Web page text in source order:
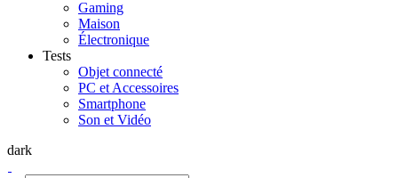
Gaming
Maison
Électronique
Tests
Objet connecté
PC et Accessoires
Smartphone
Son et Vidéo
dark